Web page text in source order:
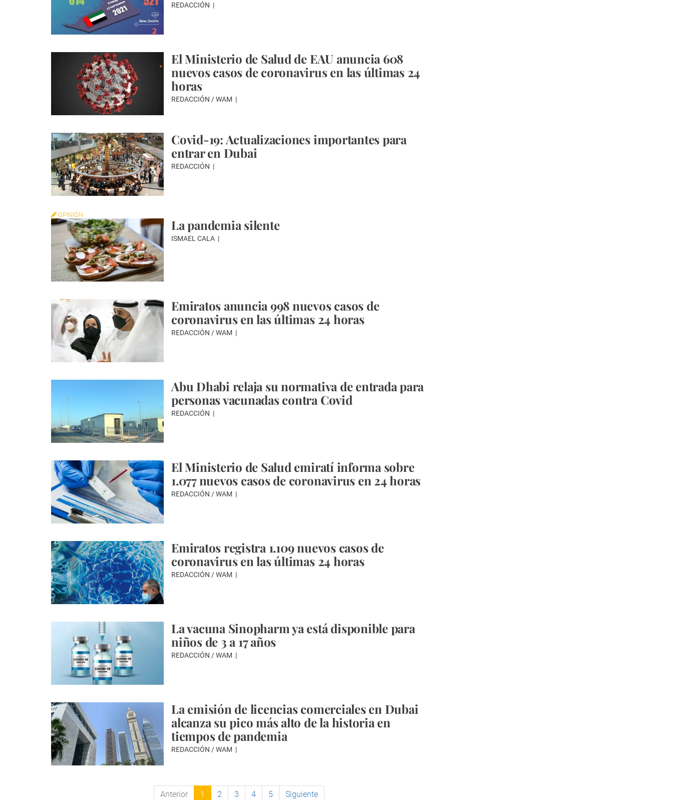
REDACCIÓN
El Ministerio de Salud de EAU anuncia 608
nuevos casos de coronavirus en las últimas 24
horas
REDACCIÓN / WAM
Covid-19: Actualizaciones importantes para
entrar en Dubai
REDACCIÓN
OPINIÓN
La pandemia silente
ISMAEL CALA
Emiratos anuncia 998 nuevos casos de
coronavirus en las últimas 24 horas
REDACCIÓN / WAM
Abu Dhabi relaja su normativa de entrada para
personas vacunadas contra Covid
REDACCIÓN
El Ministerio de Salud emiratí informa sobre
1.077 nuevos casos de coronavirus en 24 horas
REDACCIÓN / WAM
Emiratos registra 1.109 nuevos casos de
coronavirus en las últimas 24 horas
REDACCIÓN / WAM
La vacuna Sinopharm ya está disponible para
niños de 3 a 17 años
REDACCIÓN / WAM
La emisión de licencias comerciales en Dubai
alcanza su pico más alto de la historia en
tiempos de pandemia
REDACCIÓN / WAM
Anterior 1 2 3 4 5 Siguiente